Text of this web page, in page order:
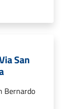
San
Bernardo